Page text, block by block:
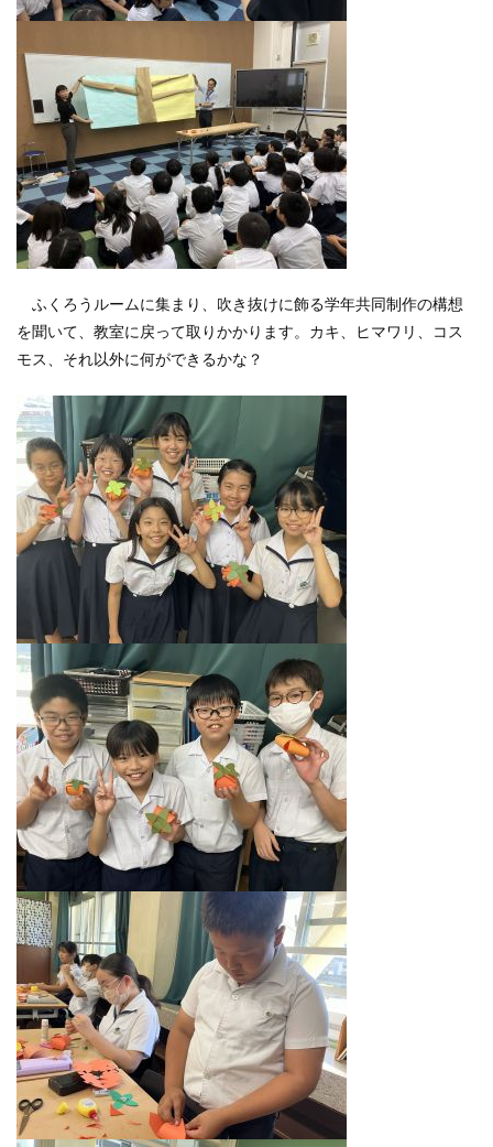
ふくろうルームに集まり、吹き抜けに飾る学年共同制作の構想
を聞いて、教室に戻って取りかかります。カキ、ヒマワリ、コス
モス、それ以外に何ができるかな？